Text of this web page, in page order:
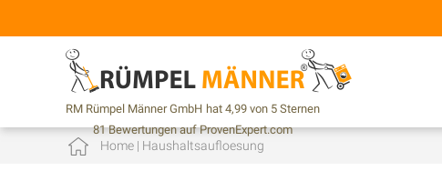
RM Rümpel Männer GmbH hat 4,99 von 5 Sternen
81Bewertungen auf ProvenExpert.com
Home| Haushaltsaufloesung